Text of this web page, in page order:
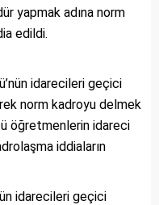
yapmak adına norm
edildi.
idarecileri geçici
norm kadroyu delmek
öğretmenlerin idareci
iddiaların
idarecileri geçici